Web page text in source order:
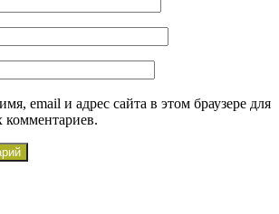
email и адрес сайта в этом браузере для